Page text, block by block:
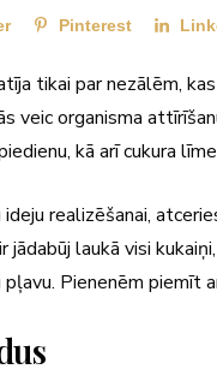
Pinterest
tikai par nezālēm,
veic organisma
kā arī cukura
realizēšanai,
jādabūj laukā visi
Pienenēm piemīt